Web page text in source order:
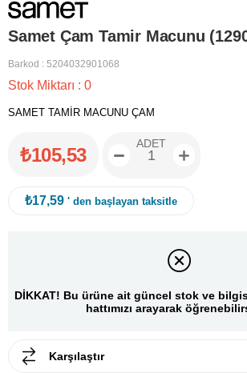
Samet Çam Tamir Macunu
Barkod : 5204032901068
Stok Miktarı : 0
SAMET TAMİR MACUNU ÇAM
₺105,53
ADET
₺17,59 ' den başlayan taksitle
DİKKAT! Bu ürüne ait güncel stok ve
hattımızı arayarak
Karşılaştır